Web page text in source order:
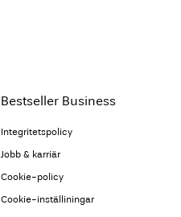
Bestseller Business
Integritetspolicy
Jobb & karriär
Cookie-policy
Cookie-inställiningar